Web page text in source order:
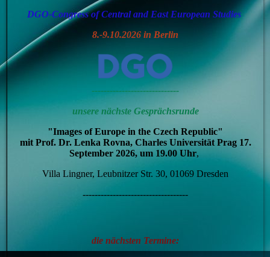
DGO-Congress of Central and East European Studies
8.-9.10.2026 in Berlin
-----------------------------
unsere nächste Gesprächsrunde
"Images of Europe in the Czech Republic"
mit Prof. Dr. Lenka Rovna, Charles Universität Prag 17.
September 2026, um 19.00 Uhr,
Villa Lingner, Leubnitzer Str. 30, 01069 Dresden
-----------------------------------
die nächsten Termine: